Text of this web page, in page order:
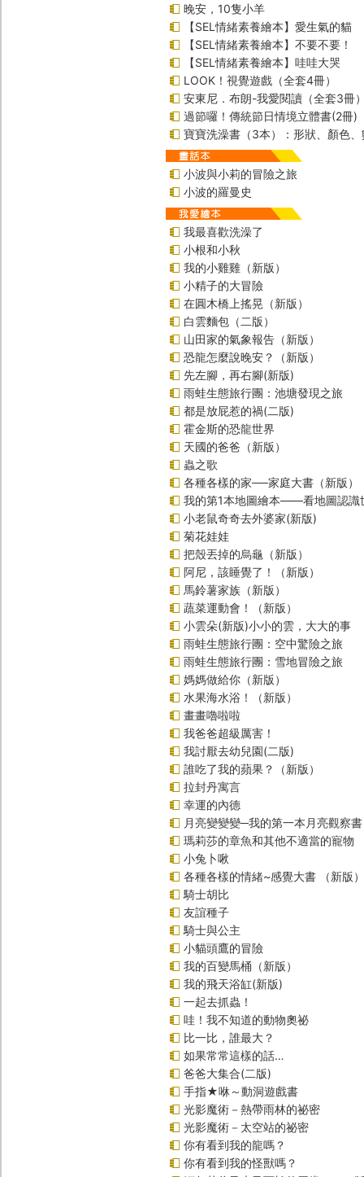
晚安，10隻小羊
【SEL情緒素養繪本】愛生氣的貓
【SEL情緒素養繪本】不要不要！
【SEL情緒素養繪本】哇哇大哭
LOOK！視覺遊戲（全套4冊）
安東尼．布朗-我愛閱讀（全套3冊
過節囉！傳統節日情境立體書(2冊)
寶寶洗澡書（3本）：形狀、顏色、
小波與小莉的冒險之旅
小波的羅曼史
我最喜歡洗澡了
小根和小秋
我的小雞雞（新版）
小精子的大冒險
在圓木橋上搖晃（新版）
白雲麵包（二版）
山田家的氣象報告（新版）
恐龍怎麼說晚安？（新版）
先左腳，再右腳(新版)
雨蛙生態旅行團：池塘發現之旅
都是放屁惹的禍(二版)
霍金斯的恐龍世界
天國的爸爸（新版）
蟲之歌
各種各樣的家──家庭大書（新版）
我的第1本地圖繪本――看地圖認識
小老鼠奇奇去外婆家(新版)
菊花娃娃
把殼丟掉的烏龜（新版）
阿尼，該睡覺了！（新版）
馬鈴薯家族（新版）
蔬菜運動會！（新版）
小雲朵(新版)小小的雲，大大的事
雨蛙生態旅行團：空中驚險之旅
雨蛙生態旅行團：雪地冒險之旅
媽媽做給你（新版）
水果海水浴！（新版）
畫畫嚕啦啦
我爸爸超級厲害！
我討厭去幼兒園(二版)
誰吃了我的蘋果？（新版）
拉封丹寓言
幸運的內德
月亮變變變─我的第一本月亮觀察書
瑪莉莎的章魚和其他不適當的寵物
小兔卜啾
各種各樣的情緒~感覺大書 （新版）
騎士胡比
友誼種子
騎士與公主
小貓頭鷹的冒險
我的百變馬桶（新版）
我的飛天浴缸(新版)
一起去抓蟲！
哇！我不知道的動物奧祕
比一比，誰最大？
如果常常這樣的話…
爸爸大集合(二版)
手指★咻～動洞遊戲書
光影魔術－熱帶雨林的祕密
光影魔術－太空站的祕密
你有看到我的龍嗎？
你有看到我的怪獸嗎？